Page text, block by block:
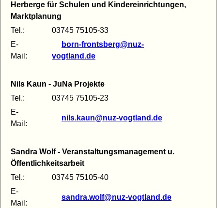
Herberge für Schulen und Kindereinrichtungen,
Marktplanung
Tel.:
03745 75105-33
E-
Mail:
born-frontsberg@nuz-
vogtland.de
Nils Kaun - JuNa Projekte
Tel.:
03745 75105-23
E-
Mail:
nils.kaun@nuz-vogtland.de
Sandra Wolf - Veranstaltungsmanagement u.
Öffentlichkeitsarbeit
Tel.:
03745 75105-40
E-
Mail:
sandra.wolf@nuz-vogtland.de